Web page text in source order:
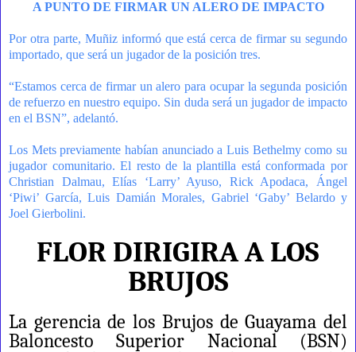
A PUNTO DE FIRMAR UN ALERO DE IMPACTO
Por otra parte, Muñiz informó que está cerca de firmar su segundo
importado, que será un jugador de la posición tres.
“Estamos cerca de firmar un alero para ocupar la segunda posición
de refuerzo en nuestro equipo. Sin duda será un jugador de impacto
en el BSN”, adelantó.
Los Mets previamente habían anunciado a Luis Bethelmy como su
jugador comunitario. El resto de la plantilla está conformada por
Christian Dalmau, Elías ‘Larry’ Ayuso, Rick Apodaca, Ángel
‘Piwi’ García, Luis Damián Morales, Gabriel ‘Gaby’ Belardo y
Joel Gierbolini.
FLOR DIRIGIRA A LOS
BRUJOS
La gerencia de los Brujos de Guayama del
Baloncesto Superior Nacional (BSN)